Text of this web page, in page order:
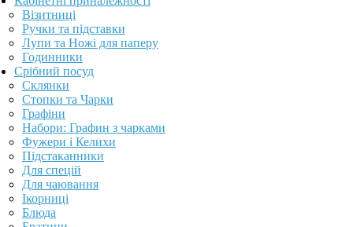
Візитниці
Ручки та підставки
Лупи та Ножі для паперу
Годинники
Срібний посуд
Склянки
Стопки та Чарки
Графіни
Набори: Графин з чарками
Фужери і Келихи
Підстаканники
Для спецій
Для чаювання
Ікорниці
Блюда